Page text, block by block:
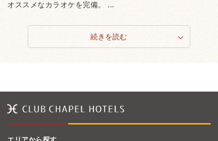
オススメなカラオケを完備。 ...
続きを読む